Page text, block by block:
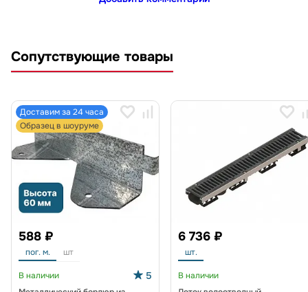
Сопутствующие товары
Доставим за 24 часа
Образец в шоуруме
588 ₽
пог. м. шт
В наличии 5
6 736 ₽
шт.
В наличии